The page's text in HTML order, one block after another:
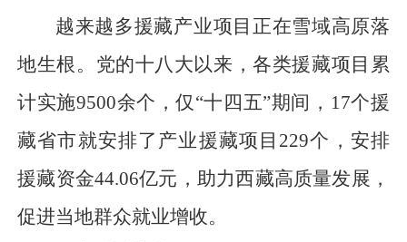
越来越多援藏产业项目正在雪域高原落
地生根。党的十八大以来，各类援藏项目累
计实施9500余个，仅“十四五”期间，17个援
藏省市就安排了产业援藏项目229个，安排
援藏资金44.06亿元，助力西藏高质量发展，
促进当地群众就业增收。